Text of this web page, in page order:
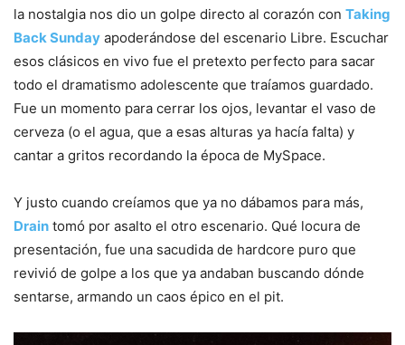
la nostalgia nos dio un golpe directo al corazón con Taking
Back Sunday apoderándose del escenario Libre. Escuchar
esos clásicos en vivo fue el pretexto perfecto para sacar
todo el dramatismo adolescente que traíamos guardado.
Fue un momento para cerrar los ojos, levantar el vaso de
cerveza (o el agua, que a esas alturas ya hacía falta) y
cantar a gritos recordando la época de MySpace.
Y justo cuando creíamos que ya no dábamos para más,
Drain tomó por asalto el otro escenario. Qué locura de
presentación, fue una sacudida de hardcore puro que
revivió de golpe a los que ya andaban buscando dónde
sentarse, armando un caos épico en el pit.